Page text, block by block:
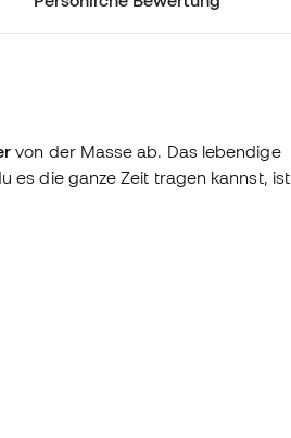
von der Masse ab. Das lebendige
es die ganze Zeit tragen kannst, ist